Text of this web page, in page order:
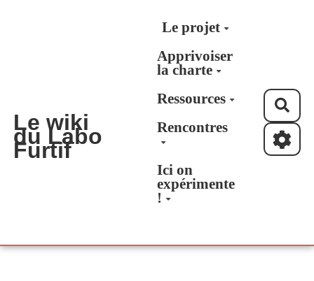
Aller au contenu principal
Le wiki
du Labo
Furtif
Le projet
Apprivoiser
la charte
Ressources
Rencontres
Ici on
expérimente
!